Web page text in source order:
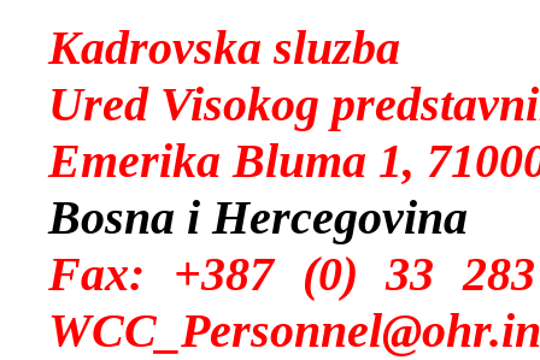
Kadrovska sluzba
Ured Visokog
Emerika Bluma 1,
Bosna i Hercegovina
Fax: +387 (0)